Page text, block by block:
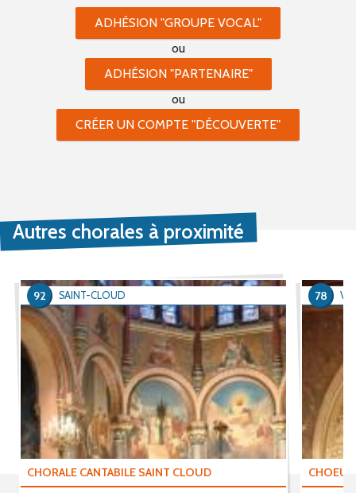
ADHÉSION "GROUPE VOCAL"
ou
ADHÉSION "PARTENAIRE"
ou
CRÉER UN COMPTE "DÉCOUVERTE"
Autres chorales à proximité
CHORALE CANTABILE SAINT CLOUD
SAINT-CLOUD
92 78